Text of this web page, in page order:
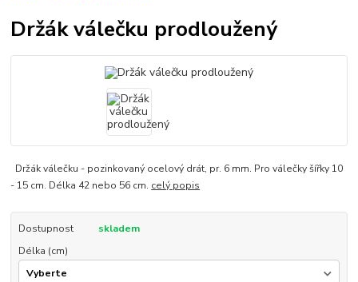
Držák válečku prodloužený
Držák válečku - pozinkovaný ocelový drát, pr. 6 mm. Pro válečky šířky 10
- 15 cm. Délka 42 nebo 56 cm. celý popis
Dostupnost
skladem
Délka (cm)